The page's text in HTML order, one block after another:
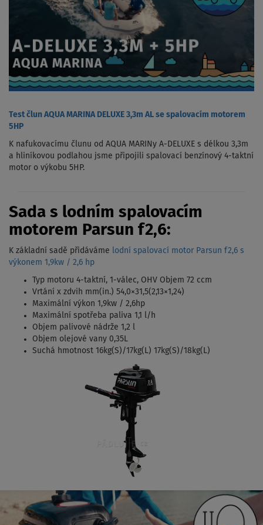
Test člun AQUA MARINA DELUXE 3,3m AL se spalovacím motorem
5HP
K nafukovacímu člunu od AQUA MARINy A-DELUXE s délkou 3,3m
a hliníkovou podlahou jsme připojili spalovací benzínový 4-taktní
motor o výkobu 5HP.
Sada s lodním spalovacím
motorem Parsun f2,6:
K základní sadě přidáváme
lodní spalovací motor Parsun f2,6 s
výkonem 1,9kw / 2,6 hp
Typ motoru 4-taktní, 1-válec, OHV Objem 72 ccm
Vrtání x zdvih mm(in.) 54,0×31,5(2,13×1,24)
Maximální výkon 1,9kw / 2,6hp
Maximální spotřeba paliva 1,1 l/h
Objem palivové nádrže 1,2 l
Objem olejové vany 0,35L
Suchá hmotnost 16kg(S)/17kg(L) 17kg(S)/18kg(L)